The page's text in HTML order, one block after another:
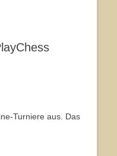
Turniere aus. Das